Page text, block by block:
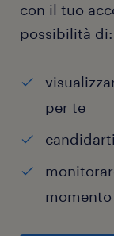
con il tuo
possibilità di:
per te
momento